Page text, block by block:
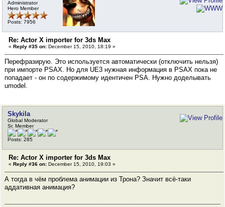
Administrator
Hero Member
Posts: 7956
Re: Actor X importer for 3ds Max
« Reply #35 on: December 15, 2010, 18:19 »
Перефразирую. Это используется автоматически (отключить нельзя)
при импорте PSAX. Но для UE3 нужная информация в PSAX пока не
попадает - он по содержимому идентичен PSA. Нужно доделывать
umodel.
Skykila
Global Moderator
Sr. Member
Posts: 285
Re: Actor X importer for 3ds Max
« Reply #36 on: December 15, 2010, 19:03 »
А тогда в чём проблема анимации из Трона? Значит всё-таки
аддативная анимация?